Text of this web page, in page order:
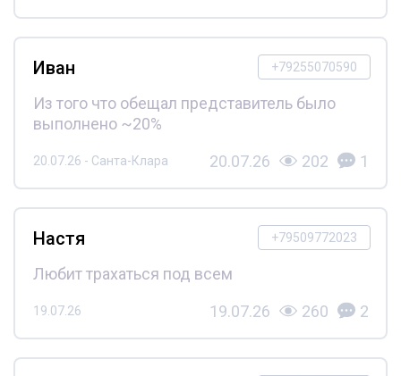
+79255070590
Иван
Из того что обещал представитель было
выполнено ~20%
20.07.26 - Санта-Клара 20.07.26 202 1
+79509772023
Настя
Любит трахаться под всем
19.07.26 19.07.26 260 2